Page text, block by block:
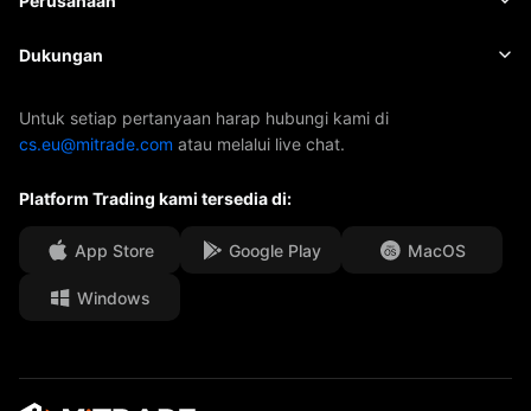
EBook
Tentang Mitrade
Penghargaan Kami
Pusat Media
kesempatan Kerja
Dokumen Hukum
Dukungan
Pusat Bantuan
FAQ
Untuk setiap pertanyaan harap hubungi kami di
cs.eu@mitrade.com atau melalui live chat.
Platform Trading kami tersedia di:
App Store Google Play MacOS
Windows